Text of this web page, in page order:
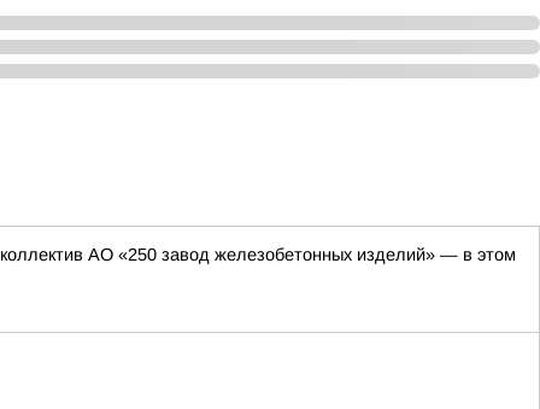
АО «250 завод железобетонных изделий» — в этом